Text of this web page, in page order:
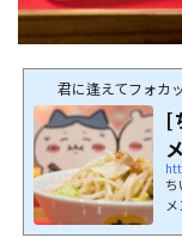
君に逢えてフォカ
[